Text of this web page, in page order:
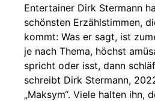
Entertainer Dirk Stermann
schönsten Erzählstimmen,
kommt: Was er sagt, ist
je nach Thema, höchst
spricht oder isst, dann
schreibt Dirk Stermann,
„Maksym“. Viele halten ihn,